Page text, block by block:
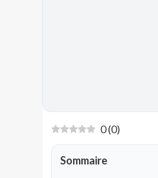
0(0)
Sommaire